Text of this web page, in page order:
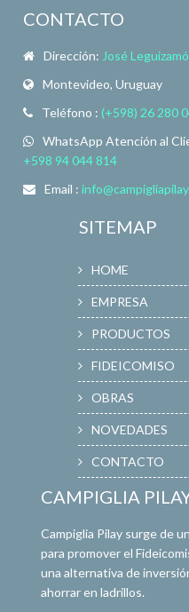
CONTACTO
Dirección: José
Montevideo, Uruguay
Teléfono : (+598) 26 280
WhatsApp Atención al
+598 94 044 814
Email :
SITEMAP
HOME
EMPRESA
PRODUCTOS
FIDEICOMISO
OBRAS
NOVEDADES
CONTACTO
CAMPIGLIA
Campiglia Pilay surge de
para promover el
una alternativa de
ahorrar en ladrillos.